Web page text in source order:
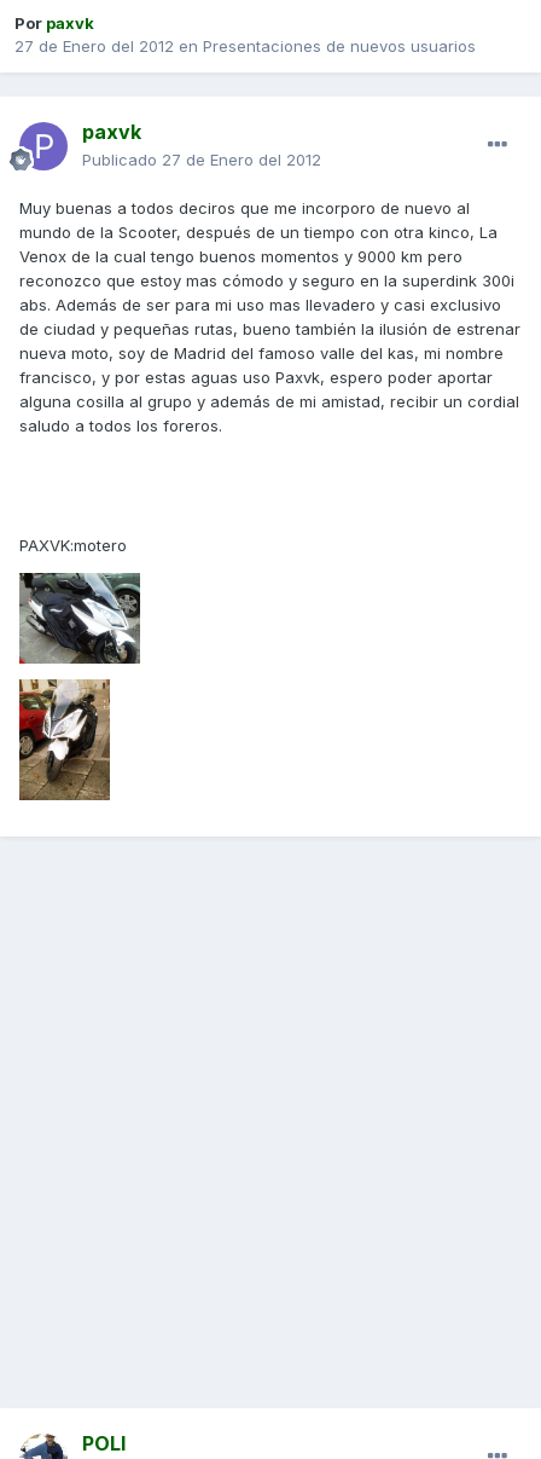
Por paxvk
27 de Enero del 2012 en Presentaciones de nuevos usuarios
paxvk
Publicado 27 de Enero del 2012
Muy buenas a todos deciros que me incorporo de nuevo al
mundo de la Scooter, después de un tiempo con otra kinco, La
Venox de la cual tengo buenos momentos y 9000 km pero
reconozco que estoy mas cómodo y seguro en la superdink 300i
abs. Además de ser para mi uso mas llevadero y casi exclusivo
de ciudad y pequeñas rutas, bueno también la ilusión de estrenar
nueva moto, soy de Madrid del famoso valle del kas, mi nombre
francisco, y por estas aguas uso Paxvk, espero poder aportar
alguna cosilla al grupo y además de mi amistad, recibir un cordial
saludo a todos los foreros.
PAXVK:motero
POLI